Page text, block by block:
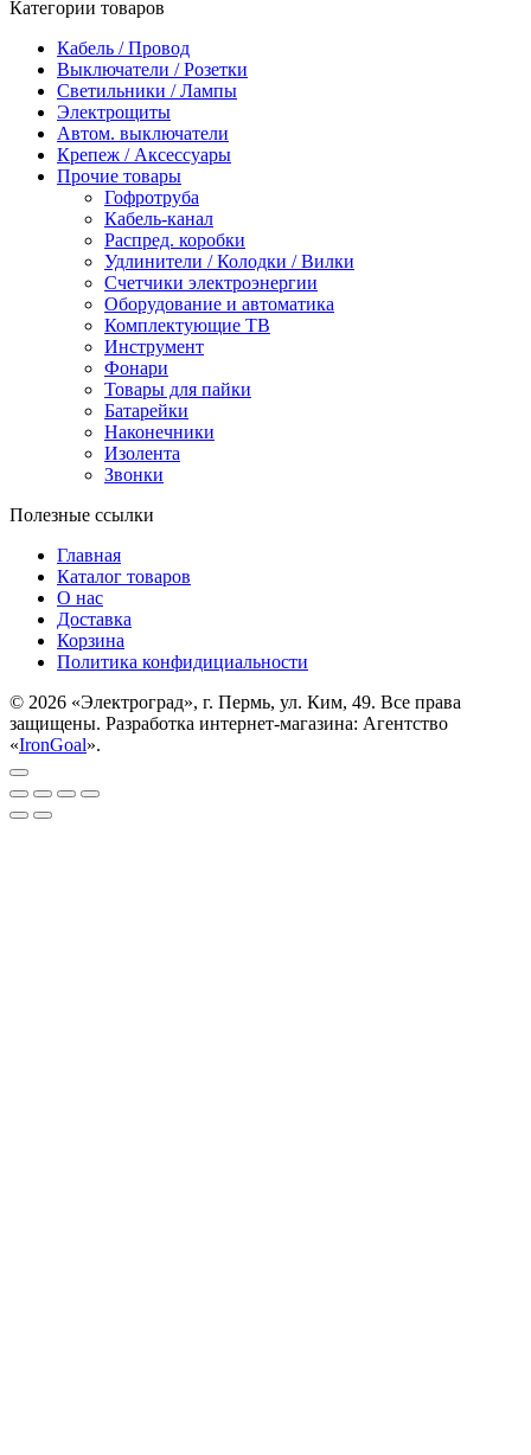
Категории товаров
Кабель / Провод
Выключатели / Розетки
Светильники / Лампы
Электрощиты
Автом. выключатели
Крепеж / Аксессуары
Прочие товары
Гофротруба
Кабель-канал
Распред. коробки
Удлинители / Колодки / Вилки
Счетчики электроэнергии
Оборудование и автоматика
Комплектующие ТВ
Инструмент
Фонари
Товары для пайки
Батарейки
Наконечники
Изолента
Звонки
Полезные ссылки
Главная
Каталог товаров
О нас
Доставка
Корзина
Политика конфидициальности
© 2026 «Электроград», г. Пермь, ул. Ким, 49. Все права
защищены. Разработка интернет-магазина: Агентство
«IronGoal».